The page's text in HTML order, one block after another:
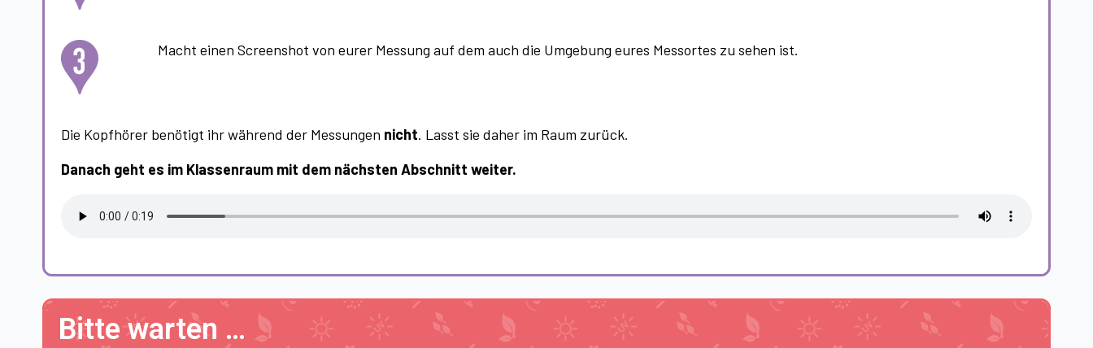
Macht einen Screenshot von eurer Messung auf dem auch die Umgebung eures Messortes zu sehen ist.
Die Kopfhörer benötigt ihr während der Messungen nicht. Lasst sie daher im Raum zurück.
Danach geht es im Klassenraum mit dem nächsten Abschnitt weiter.
Bitte warten …